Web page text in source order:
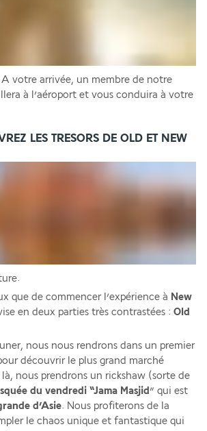
A votre arrivée, un membre de notre
à l’aéroport et vous conduira à votre
LES TRESORS DE OLD ET NEW
que de commencer l’expérience à New
en deux parties très contrastées : Old
nous nous rendrons dans un premier
découvrir le plus grand marché
là, nous prendrons un rickshaw (sorte de
du vendredi “Jama Masjid” qui est
d’Asie. Nous profiterons de la
le chaos unique et fantastique qui